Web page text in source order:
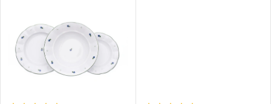
ů
ů